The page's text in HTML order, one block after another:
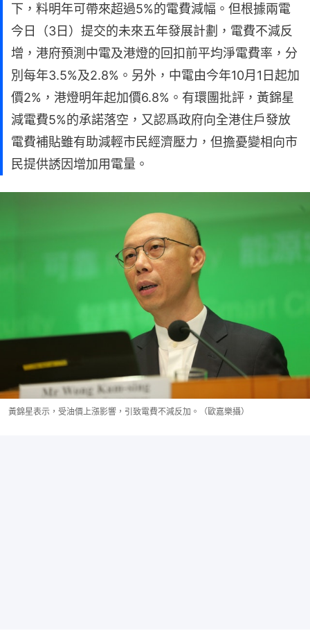
下，料明年可帶來超過5%的電費減幅。但根據兩電
今日（3日）提交的未來五年發展計劃，電費不減反
增，港府預測中電及港燈的回扣前平均淨電費率，分
別每年3.5%及2.8%。另外，中電由今年10月1日起加
價2%，港燈明年起加價6.8%。有環團批評，黃錦星
減電費5%的承諾落空，又認爲政府向全港住戶發放
電費補貼雖有助減輕市民經濟壓力，但擔憂變相向市
民提供誘因增加用電量。
黃錦星表示，受油價上漲影響，引致電費不減反加。（歐嘉樂攝）